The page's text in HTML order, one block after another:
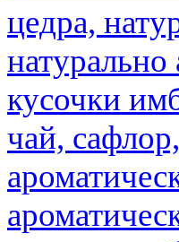
цедра,
кусочки
чай,